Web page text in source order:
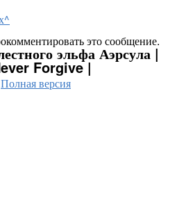
это сообщение.
эльфа Аэрсула |
Forgive |
Полная версия